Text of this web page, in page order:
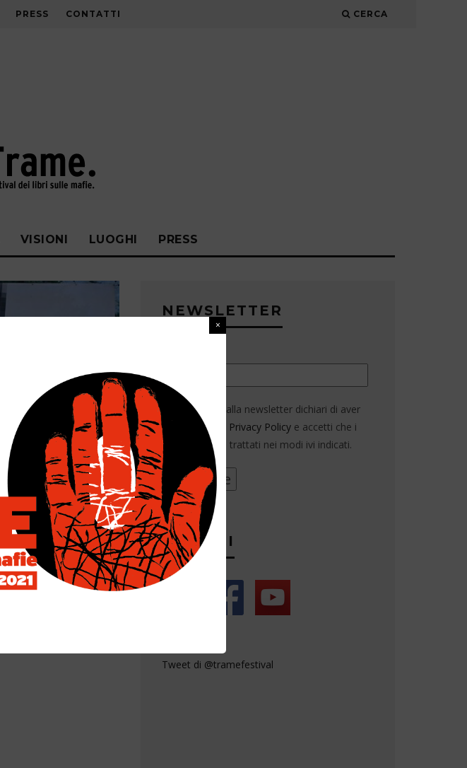
PRESS CONTATTI CERCA
VISIONI LUOGHI PRESS
NEWSLETTER
Iscrivendoti alla newsletter dichiari di aver
letto la nostra
Privacy Policy e accetti che i
tuoi dati siano trattati nei modi ivi indicati.
SEGUICI
Tweet di @tramefestival